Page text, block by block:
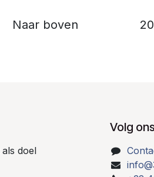
Naar boven
doel
Volg ons